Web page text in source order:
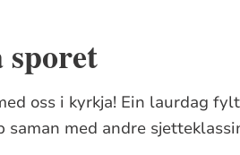
sporet
oss i kyrkja! Ein laurdag
saman med andre